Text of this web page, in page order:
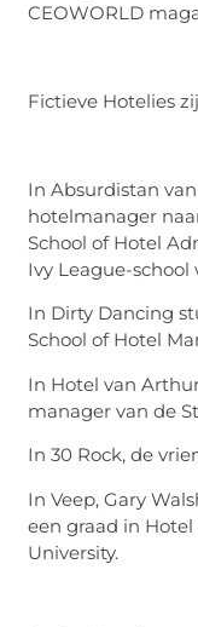
CEOWORLD
Fictieve Hotelies
In Absurdistan
hotelmanager
School of Hotel
Ivy League-
In Dirty Dancing
School of Hotel
In Hotel van
manager van de
In 30 Rock, de
In Veep, Gary
een graad in
University.